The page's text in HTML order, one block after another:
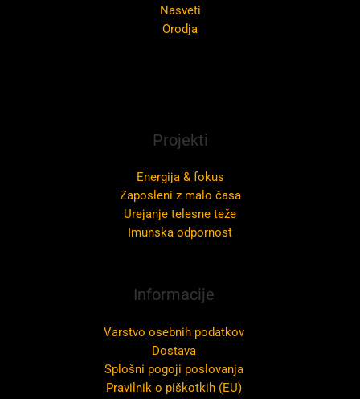
Nasveti
Orodja
Projekti
Energija & fokus
Zaposleni z malo časa
Urejanje telesne teže
Imunska odpornost
Informacije
Varstvo osebnih podatkov
Dostava
Splošni pogoji poslovanja
Pravilnik o piškotkih (EU)